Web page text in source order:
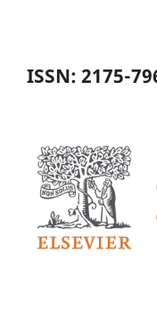
ISSN: 2175-